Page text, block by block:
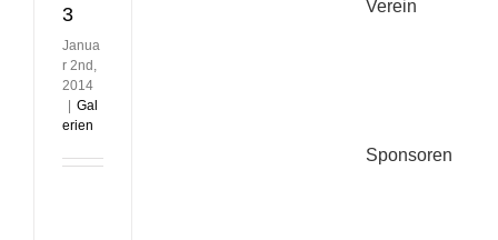
3
Janua
r 2nd,
2014
Gal
erien
Verein
Sponsoren